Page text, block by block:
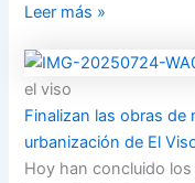
Leer más »
el viso
Finalizan las obras de
urbanización de El
Hoy han concluido